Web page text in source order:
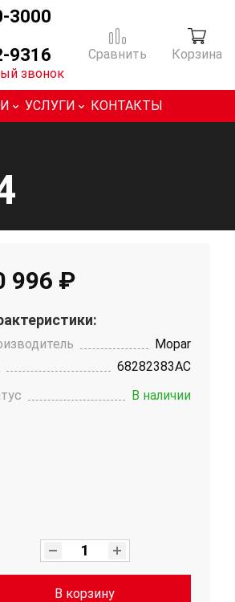
3000
9316
звонок
Сравнить Корзина
УСЛУГИ КОНТАКТЫ
996 ₽
Mopar
68282383AC
В наличии
В корзину